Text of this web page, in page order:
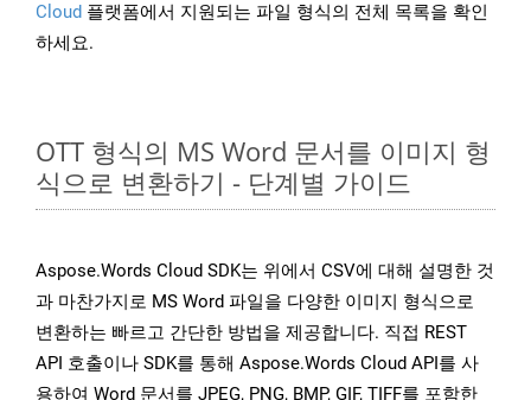
Cloud 플랫폼에서 지원되는 파일 형식의 전체 목록을 확인
하세요.
OTT 형식의 MS Word 문서를 이미지 형
식으로 변환하기 - 단계별 가이드
Aspose.Words Cloud SDK는 위에서 CSV에 대해 설명한 것
과 마찬가지로 MS Word 파일을 다양한 이미지 형식으로
변환하는 빠르고 간단한 방법을 제공합니다. 직접 REST
API 호출이나 SDK를 통해 Aspose.Words Cloud API를 사
용하여 Word 문서를 JPEG, PNG, BMP, GIF, TIFF를 포함한